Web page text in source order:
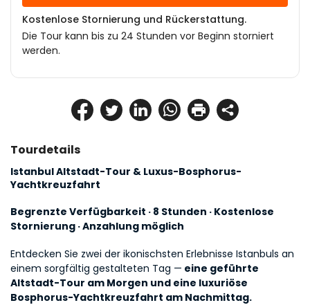
Tourdetails
Istanbul Altstadt-Tour & Luxus-Bosphorus-
Yachtkreuzfahrt
Begrenzte Verfügbarkeit · 8 Stunden · Kostenlose
Stornierung · Anzahlung möglich
Entdecken Sie zwei der ikonischsten Erlebnisse Istanbuls an
einem sorgfältig gestalteten Tag — eine geführte
Altstadt-Tour am Morgen und eine luxuriöse
Bosphorus-Yachtkreuzfahrt am Nachmittag.
Kostenlose Stornierung und Rückerstattung.
Die Tour kann bis zu 24 Stunden vor Beginn storniert
werden.